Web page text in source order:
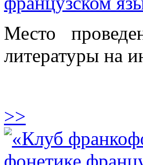
Место
литературы на
>>